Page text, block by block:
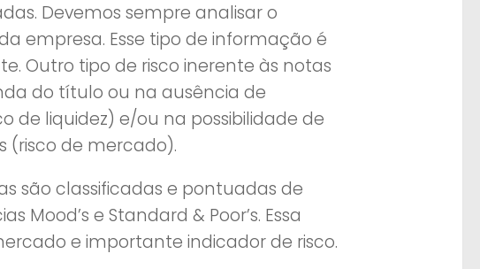
Devemos sempre analisar o
empresa. Esse tipo de informação é
Outro tipo de risco inerente às notas
do título ou na ausência de
de liquidez) e/ou na possibilidade de
(risco de mercado).
são classificadas e pontuadas de
Mood’s e Standard & Poor’s. Essa
e importante indicador de risco.